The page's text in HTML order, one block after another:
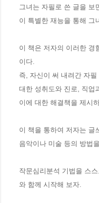
그녀는 자필로 쓴 글을 보
이 특별한 재능을 통해 그
이 책은 저자의 이러한 경
이다.
즉, 자신이 써 내려간 자
대한 성취도와 진로, 직업
이에 대한 해결책을 제시
이 책을 통하여 저자는 글
음악이나 미술 등의 방법
작문심리분석 기법을 스
와 함께 시작해 보자.